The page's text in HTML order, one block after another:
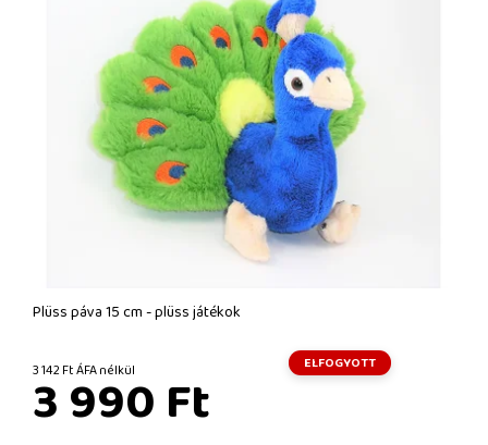
Plüss páva 15 cm - plüss játékok
3 142 Ft ÁFA nélkül ELFOGYOTT
3 990 Ft